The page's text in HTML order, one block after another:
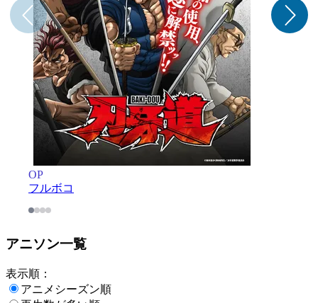
OP
フルボコ
アニソン一覧
表示順：
アニメシーズン順